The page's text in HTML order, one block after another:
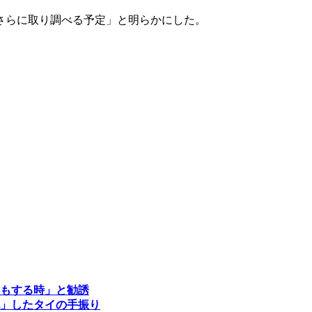
に取り調べる予定」と明らかにした。
する時」と勧誘
したタイの手振り